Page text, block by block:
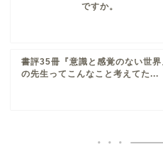
ですか。
書評35冊『意識と感覚のない世
の先生ってこんなこと考えてた...